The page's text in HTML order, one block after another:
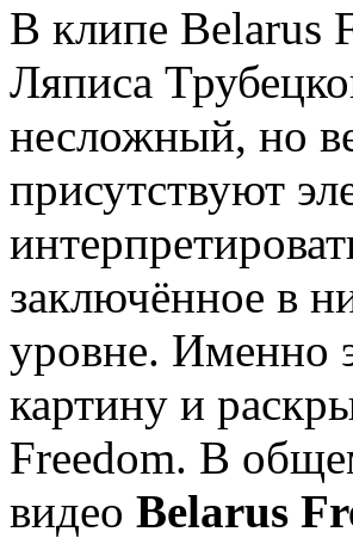
В клипе Belarus
Ляписа
несложный, но
присутствуют
заключённое в
уровне. Именно
картину и
Freedom. В
видео Belarus